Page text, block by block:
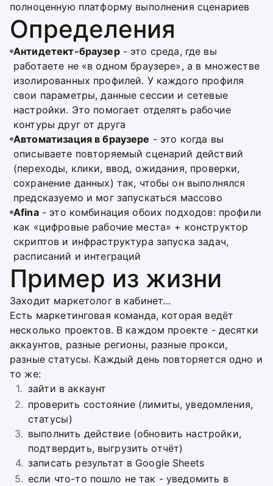
полноценную платформу выполнения сценариев
Определения
Антидетект-браузер- это среда, где вы
работаете не «в одном браузере», а в множестве
изолированных профилей. У каждого профиля
свои параметры, данные сессии и сетевые
настройки. Это помогает отделять рабочие
контуры друг от друга
Автоматизация в браузере - это когда вы
описываете повторяемый сценарий действий
(переходы, клики, ввод, ожидания, проверки,
сохранение данных) так, чтобы он выполнялся
предсказуемо и мог запускаться массово
Afina- это комбинация обоих подходов: профили
как «цифровые рабочие места» + конструктор
скриптов и инфраструктура запуска задач,
расписаний и интеграций
Пример из жизни
Заходит маркетолог в кабинет…
Есть маркетинговая команда, которая ведёт
несколько проектов. В каждом проекте - десятки
аккаунтов, разные регионы, разные прокси,
разные статусы. Каждый день повторяется одно и
то же:
зайти в аккаунт
проверить состояние (лимиты, уведомления,
статусы)
выполнить действие (обновить настройки,
подтвердить, выгрузить отчёт)
записать результат в Google Sheets
если что-то пошло не так - уведомить в